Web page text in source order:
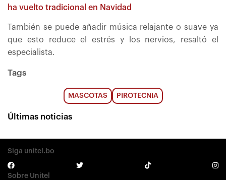
ha vuelto tradicional en Navidad
También se puede añadir música relajante o suave ya
que esto reduce el estrés y los nervios, resaltó el
especialista.
Tags
MASCOTAS PIROTECNIA
Últimas noticias
Siga unitel.bo
Sobre Unitel